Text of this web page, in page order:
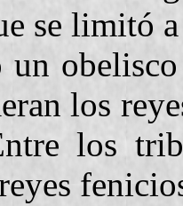
se limitó
los
los